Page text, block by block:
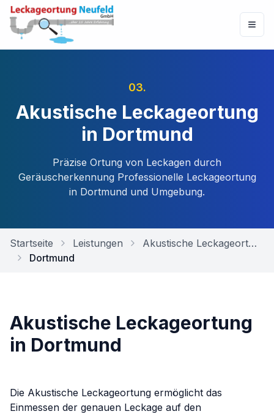
03.
Akustische Leckageortung
in Dortmund
Präzise Ortung von Leckagen durch
GeräuscherkennungProfessionelle Leckageortung
in Dortmund und Umgebung.
Startseite Leistungen
Akustische Leckageortung
Dortmund
Akustische Leckageortung
in Dortmund
Die Akustische Leckageortung ermöglicht das
Einmessen der genauen Leckage auf den